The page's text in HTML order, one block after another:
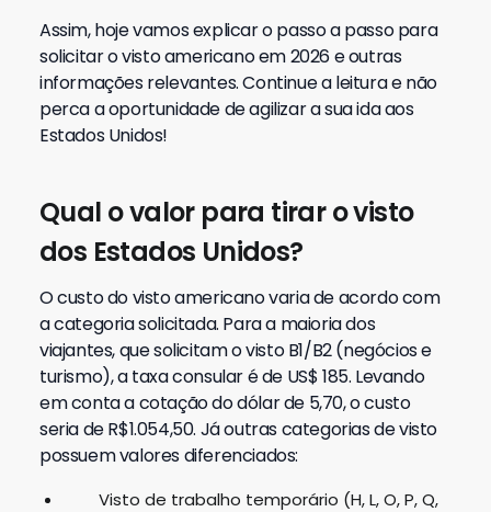
Assim, hoje vamos explicar o passo a passo para
solicitar o visto americano em 2026 e outras
informações relevantes.Continue a leitura e não
perca a oportunidade de agilizar a sua ida aos
Estados Unidos!
Qual o valor para tirar o visto
dos Estados Unidos?
O custo do visto americano varia de acordo com
a categoria solicitada. Para a maioria dos
viajantes, que solicitam o visto B1/B2 (negócios e
turismo), a taxa consular é de US$ 185. Levando
em conta a cotação do dólar de 5,70, o custo
seria de R$1.054,50. Já outras categorias de visto
possuem valores diferenciados:
Visto de trabalho temporário (H, L, O, P, Q,